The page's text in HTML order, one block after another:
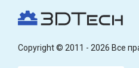
Copyright © 2011 - 2026 Все